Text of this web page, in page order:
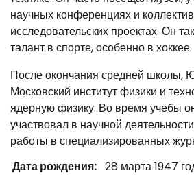
научных конференциях и
исследовательских проектах. Он
талант в спорте, особенно в хоккее.
После окончания средней школы,
Московский институт физики и
ядерную физику. Во время учебы
участвовал в научной
работы в специализированных
Дата рождения: 28 марта 1947